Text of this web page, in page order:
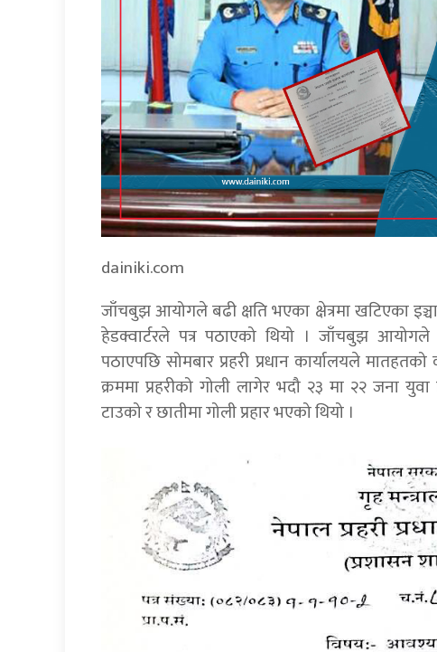
dainiki.com
जाँचबुझ आयोगले बढी क्षति भएका क्षेत्रमा खटिएका
हेडक्वार्टरले पत्र पठाएको थियो । जाँचबुझ आयोगले
पठाएपछि सोमबार प्रहरी प्रधान कार्यालयले
क्रममा प्रहरीको गोली लागेर भदौ २३ मा २२ जना
टाउको र छातीमा गोली प्रहार भएको थियो ।